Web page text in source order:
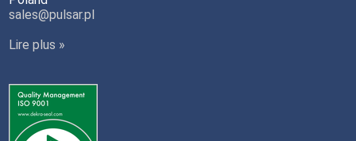
sales@pulsar.pl
Lire plus »